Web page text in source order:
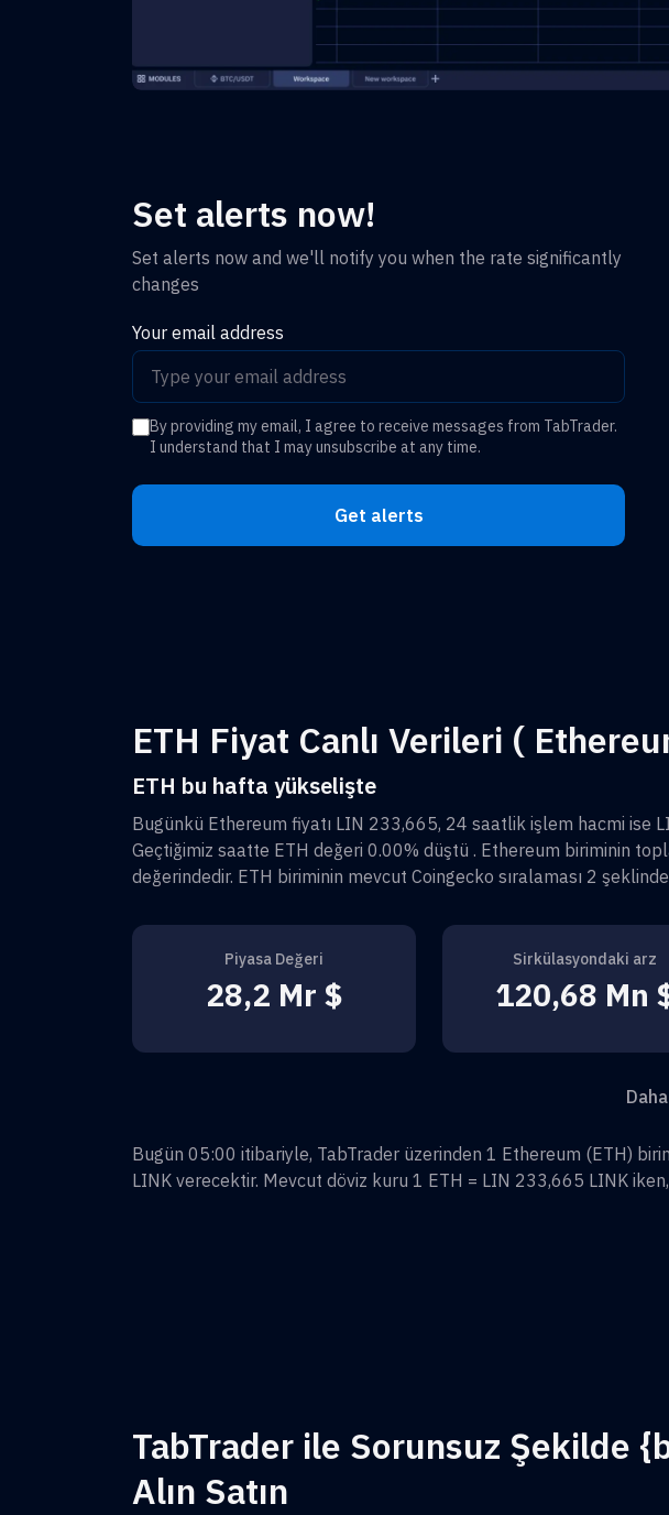
Set alerts now!
Set alerts now and we'll notify you when the rate significantly
changes
Your email address
By providing my email, I agree to receive messages from TabTrader.
I understand that I may unsubscribe at any time.
Get alerts
ETH Fiyat Canlı Verileri (
ETH bu hafta yükselişte
Bugünkü Ethereum fiyatı LIN 233,665, 24 saatlik işlem hacmi ise
Geçtiğimiz saatte ETH değeri 0.00% düştü . Ethereum biriminin
değerindedir. ETH biriminin mevcut Coingecko sıralaması 2
Piyasa Değeri
28,2 Mr $
Sirkülasyondaki arz
120,68 Mn
Bugün 05:00 itibariyle, TabTrader üzerinden 1 Ethereum (ETH)
LINK verecektir. Mevcut döviz kuru 1 ETH = LIN 233,665 LINK
TabTrader ile Sorunsuz Şekilde
Alın Satın